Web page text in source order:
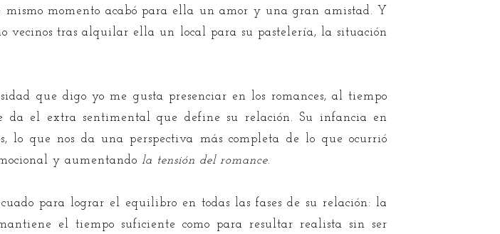
mismo momento acabó para ella un amor y una gran amistad. Y
vecinos tras alquilar ella un local para su pastelería, la situación
que digo yo me gusta presenciar en los romances, al tiempo
da el extra sentimental que define su relación. Su infancia en
lo que nos da una perspectiva más completa de lo que ocurrió
y aumentando la tensión del romance.
para lograr el equilibro en todas las fases de su relación: la
el tiempo suficiente como para resultar realista sin ser